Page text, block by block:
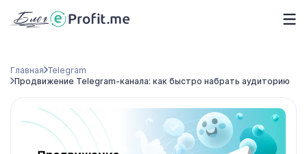
Главная Telegram
Продвижение Telegram-канала: как быстро набрать аудиторию